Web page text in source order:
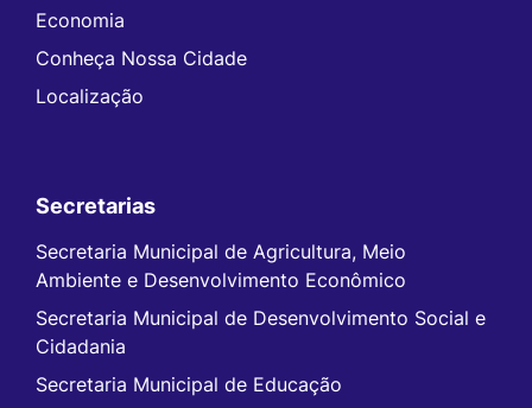
Economia
Conheça Nossa Cidade
Localização
Secretarias
Secretaria Municipal de Agricultura, Meio
Ambiente e Desenvolvimento Econômico
Secretaria Municipal de Desenvolvimento Social e
Cidadania
Secretaria Municipal de Educação